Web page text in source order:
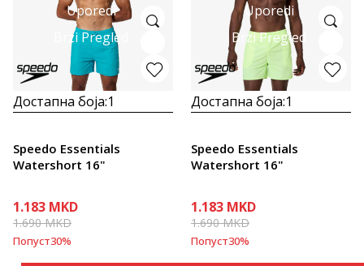
Uporedi
Brzi Pregled
Достапна боја:1
Speedo Essentials
Watershort 16"
1.183 MKD
1.690MKD
Попуст30%
Uporedi
Brzi Pregled
Достапна боја:1
Speedo Essentials
Watershort 16"
1.183 MKD
1.690MKD
Попуст30%